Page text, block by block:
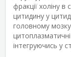
фракції холіну в
цитидину у
головному мозку
інтегруючись у